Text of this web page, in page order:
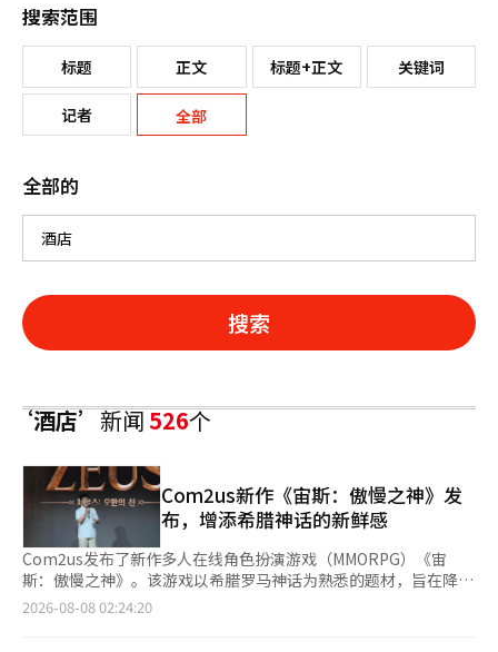
搜索范围
标题 正文 标题+正文 关键词
记者 全部
全部的
搜索
‘酒店’新闻526个
Com2us新作《宙斯：傲慢之神》发
布，增添希腊神话的新鲜感
Com2us发布了新作多人在线角色扮演游戏（MMORPG）《宙
斯：傲慢之神》。该游戏以希腊罗马神话为熟悉的题材，旨在降低
现有MMORPG的竞争疲劳，并实现多样化的竞争参与方式。
2026-08-08 02:24:20